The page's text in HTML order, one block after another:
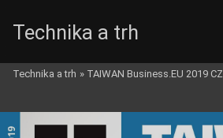
Technika a trh
Technika a trh » TAIWAN Business.EU 2019 CZ